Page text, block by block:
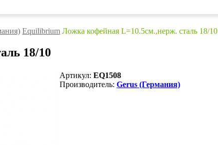
Equilibrium Ложка кофейная L=10.5см.,нерж. сталь 18/10
18/10
Артикул: EQ1508
Производитель: Gerus (Германия)